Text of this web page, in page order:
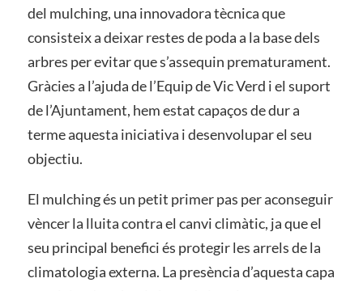
del mulching, una innovadora tècnica que
consisteix a deixar restes de poda a la base dels
arbres per evitar que s’assequin prematurament.
Gràcies a l’ajuda de l’Equip de Vic Verd i el suport
de l’Ajuntament, hem estat capaços de dur a
terme aquesta iniciativa i desenvolupar el seu
objectiu.
El mulching és un petit primer pas per aconseguir
vèncer la lluita contra el canvi climàtic, ja que el
seu principal benefici és protegir les arrels de la
climatologia externa. La presència d’aquesta capa